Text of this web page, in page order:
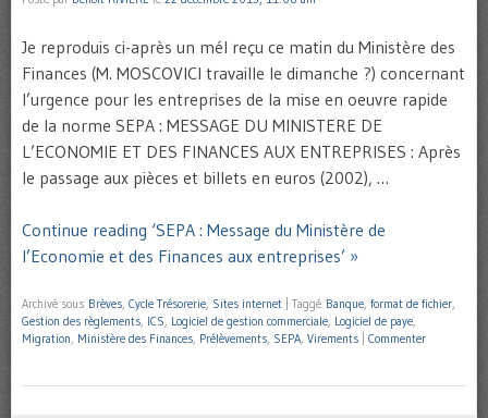
Je reproduis ci-après un mél reçu ce matin du Ministère des
Finances (M. MOSCOVICI travaille le dimanche ?) concernant
l’urgence pour les entreprises de la mise en oeuvre rapide
de la norme SEPA : MESSAGE DU MINISTERE DE
L’ECONOMIE ET DES FINANCES AUX ENTREPRISES : Après
le passage aux pièces et billets en euros (2002), …
Continue reading ‘SEPA : Message du Ministère de
l’Economie et des Finances aux entreprises’ »
Archivé sous Brèves, Cycle Trésorerie, Sites internet Taggé Banque, format de fichier,
Gestion des règlements, ICS, Logiciel de gestion commerciale, Logiciel de paye,
Migration, Ministère des Finances, Prélèvements, SEPA, Virements Commenter